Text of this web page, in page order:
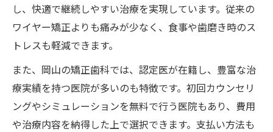
し、快適で継続しやすい治療を実現しています。従来の
ワイヤー矯正よりも痛みが少なく、食事や歯磨き時のス
トレスも軽減できます。
また、岡山の矯正歯科では、認定医が在籍し、豊富な治
療実績を持つ医院が多いのも特徴です。初回カウンセリ
ングやシミュレーションを無料で行う医院もあり、費用
や治療内容を納得した上で選択できます。支払い方法も